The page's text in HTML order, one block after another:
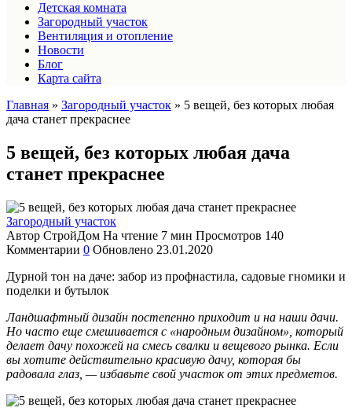
Детская комната
Загородный участок
Вентиляция и отопление
Новости
Блог
Карта сайта
Главная » Загородный участок » 5 вещей, без которых любая
дача станет прекраснее
5 вещей, без которых любая дача
станет прекраснее
Загородный участок
Автор СтройДом На чтение 7 мин Просмотров 140
Комментарии 0 Обновлено 23.01.2020
Дурной тон на даче: забор из профнастила, садовые гномики и
поделки и бутылок
Ландшафтный дизайн постепенно приходит и на наши дачи.
Но часто еще смешивается с «народным дизайном», который
делает дачу похожей на смесь свалки и вещевого рынка. Если
вы хотите действительно красивую дачу, которая бы
радовала глаз, — избавьте свой участок от этих предметов.